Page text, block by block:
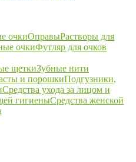
очкиОправыРастворы для
очкиФутляр для очков
щеткиЗубные нити
и порошкиПодгузники,
Средства ухода за лицом и
гигиеныСредства женской